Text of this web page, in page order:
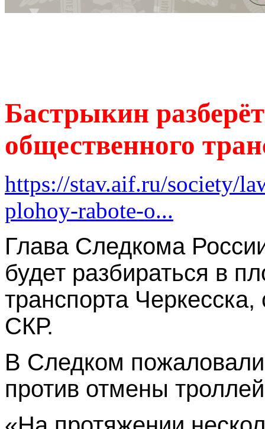
Бастрыкин
общественного
https://stav.aif.ru/society/
plohoy-rabote-o...
Глава Следкома
будет разбираться в
транспорта
СКР.
В Следком
против отмены